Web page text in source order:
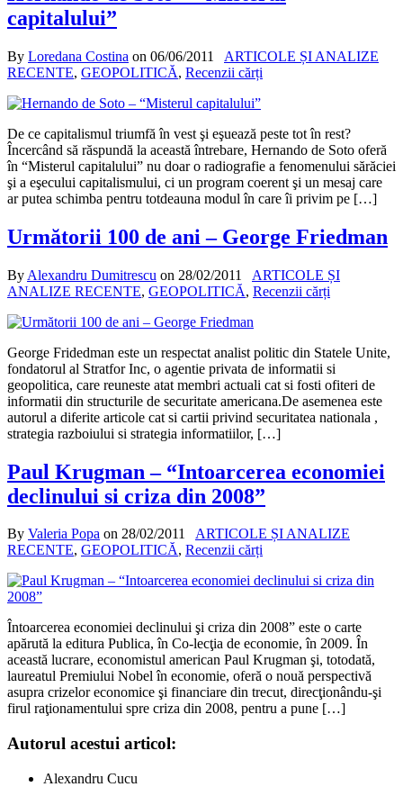
capitalului”
By Loredana Costina on 06/06/2011
ARTICOLE ȘI ANALIZE
RECENTE, GEOPOLITICĂ, Recenzii cărți
De ce capitalismul triumfă în vest şi eşuează peste tot în rest?
Încercând să răspundă la această întrebare, Hernando de Soto oferă
în “Misterul capitalului” nu doar o radiografie a fenomenului sărăciei
şi a eşecului capitalismului, ci un program coerent şi un mesaj care
ar putea schimba pentru totdeauna modul în care îi privim pe […]
Următorii 100 de ani – George Friedman
By Alexandru Dumitrescu on 28/02/2011
ARTICOLE ȘI
ANALIZE RECENTE, GEOPOLITICĂ, Recenzii cărți
George Fridedman este un respectat analist politic din Statele Unite,
fondatorul al Stratfor Inc, o agentie privata de informatii si
geopolitica, care reuneste atat membri actuali cat si fosti ofiteri de
informatii din structurile de securitate americana.De asemenea este
autorul a diferite articole cat si cartii privind securitatea nationala ,
strategia razboiului si strategia informatiilor, […]
Paul Krugman – “Intoarcerea economiei
declinului si criza din 2008”
By Valeria Popa on 28/02/2011
ARTICOLE ȘI ANALIZE
RECENTE, GEOPOLITICĂ, Recenzii cărți
Întoarcerea economiei declinului şi criza din 2008” este o carte
apărută la editura Publica, în Co-lecţia de economie, în 2009. În
această lucrare, economistul american Paul Krugman şi, totodată,
laureatul Premiului Nobel în economie, oferă o nouă perspectivă
asupra crizelor economice şi financiare din trecut, direcţionându-şi
firul raţionamentului spre criza din 2008, pentru a pune […]
Autorul acestui articol:
Alexandru Cucu